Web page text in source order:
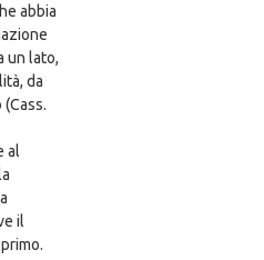
abbia
un lato,
da
al
il